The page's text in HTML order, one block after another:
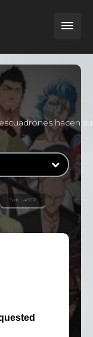
hacen su
Sub - 480P